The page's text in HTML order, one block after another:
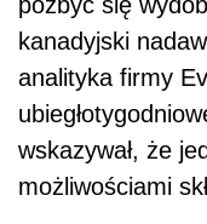
kanadyjski
analityka firmy
wskazywał, że
możliwościami